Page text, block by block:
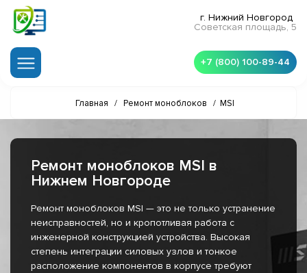
г. Нижний Новгород
Советская площадь, 5
+7 (800) 100-89-44
Главная / Ремонт моноблоков / MSI
Ремонт моноблоков MSI в
Нижнем Новгороде
Ремонт моноблоков MSI — это не только устранение
неисправностей, но и кропотливая работа с
инженерной конструкцией устройства. Высокая
степень интеграции силовых узлов и тонкое
расположение компонентов в корпусе требуют